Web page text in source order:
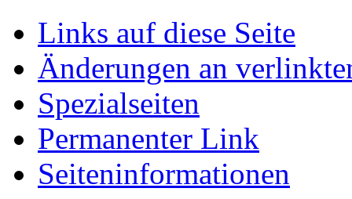
Links auf diese Seite
Änderungen an
Spezialseiten
Permanenter Link
Seiten­informationen